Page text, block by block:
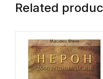
Related